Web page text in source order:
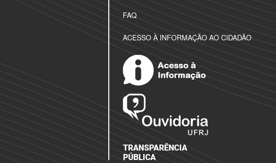
FAQ
ACESSO À INFORMAÇÃO AO CIDADÃO